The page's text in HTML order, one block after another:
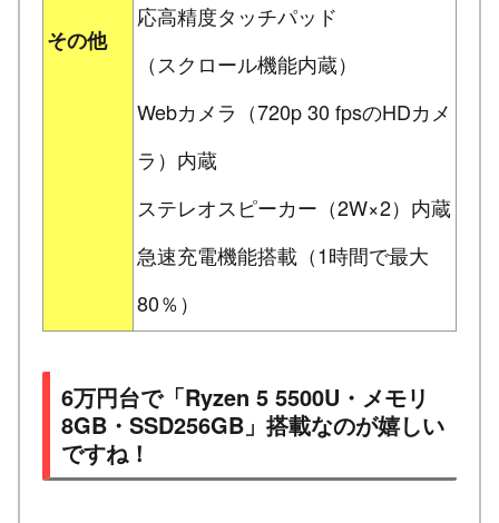
その他
応高精度タッチパッド
（スクロール機能内蔵）
Webカメラ（720p 30 fpsのHDカメ
ラ）内蔵
ステレオスピーカー（2W×2）内蔵
急速充電機能搭載（1時間で最大
80％）
6万円台で「Ryzen 5 5500U・メモリ
8GB・SSD256GB」搭載なのが嬉しい
ですね！